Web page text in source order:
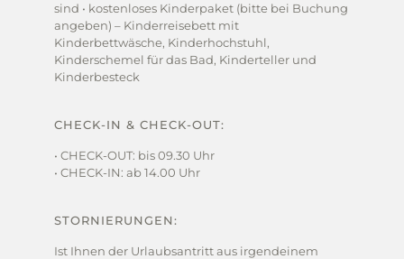
sind • kostenloses Kinderpaket (bitte bei Buchung
angeben) – Kinderreisebett mit
Kinderbettwäsche, Kinderhochstuhl,
Kinderschemel für das Bad, Kinderteller und
Kinderbesteck
CHECK-IN & CHECK-OUT:
• CHECK-OUT: bis 09.30 Uhr
• CHECK-IN: ab 14.00 Uhr
STORNIERUNGEN:
Ist Ihnen der Urlaubsantritt aus irgendeinem